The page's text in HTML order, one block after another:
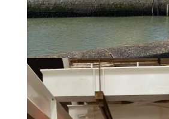
1er essai de la passerelle Colbert